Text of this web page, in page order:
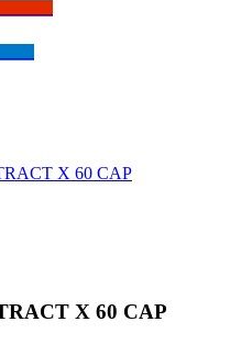
X 60 CAP
X 60 CAP